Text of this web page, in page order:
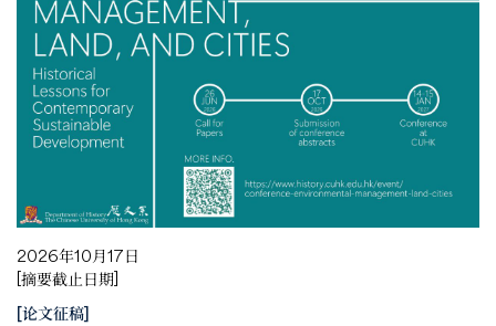
2026年10月17日
[摘要截止日期]
[论文征稿]